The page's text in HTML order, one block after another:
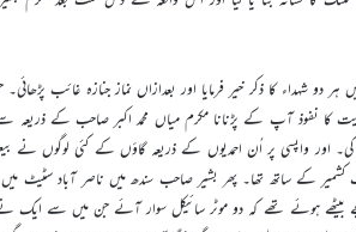
نے 26؍اکتوبر2012ء کے خطبہ جمعہ میں ہر دو شہداء کا ذکر خیر فرمایا اور بعدازاں نماز جنازہ
کا نفوذ آپ کے پڑنانا مکرم میاں محمد اکبر صاحب کے
کی۔ اور واپسی پر اُن احمدیوں کے ذریعہ گاؤں کے کئی لوگوں
کے ساتھ تھا۔ پھر بشیر صاحب سندھ میں ناصر آباد سٹیٹ
کا واقعہ اس طرح ہے کہ اپنی دکان میں رات تقریباً 9بجے بیٹھے ہوئے تھے کہ دو موٹر سائیکل سوار